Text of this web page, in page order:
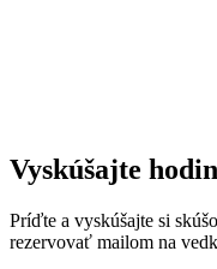
Vyskúšajte
Príďte a vyskúšajte si
rezervovať mailom na